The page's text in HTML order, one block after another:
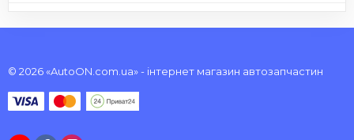
© 2026 «AutoON.com.ua» - інтернет магазин автозапчастин